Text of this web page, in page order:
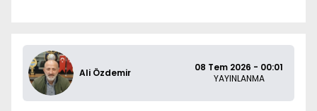
Ali Özdemir
08 Tem 2026 - 00:01
YAYINLANMA